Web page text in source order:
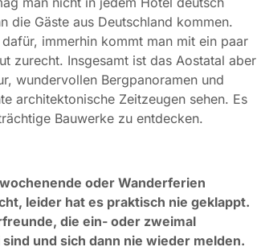
die Gäste aus Deutschland kommen.
immerhin kommt man mit ein paar
zurecht. Insgesamt ist das Aostatal aber
wundervollen Bergpanoramen und
architektonische Zeitzeugen sehen. Es
Bauwerke zu entdecken.
oder Wanderferien
leider hat es praktisch nie geklappt.
die ein- oder zweimal
und sich dann nie wieder melden.